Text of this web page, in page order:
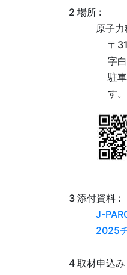
2 場所 :
原子
〒
字
駐
す。
3 添付資料 :
J-
2025
4 取材申込み